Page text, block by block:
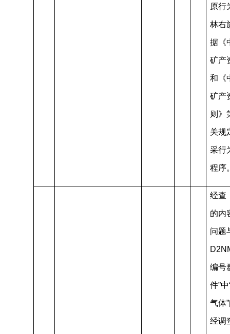
原行
林右
据《
矿产
和《
矿产
则》
关规
采行
程序
经查
的内
问题
编号
件”
气体
经调